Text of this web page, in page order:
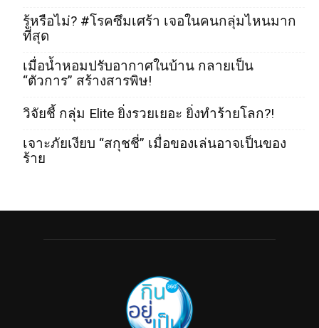
รู้หรือไม่? #โรคซึมเศร้า เจอในคนกลุ่มไหนมาก
ที่สุด
เมื่อน้ำหอมปรับอากาศในบ้าน กลายเป็น
“ตัวการ” สร้างสารพิษ!
วิจัยชี้ กลุ่ม Elite ยิ่งรวยเยอะ ยิ่งทำร้ายโลก?!
เจาะภัยเงียบ “สกุชชี่” เมื่อของเล่นอาจเป็นของ
ร้าย